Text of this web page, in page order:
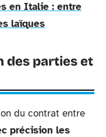
en Italie : entre
laïques
des parties et
du contrat entre
précision les